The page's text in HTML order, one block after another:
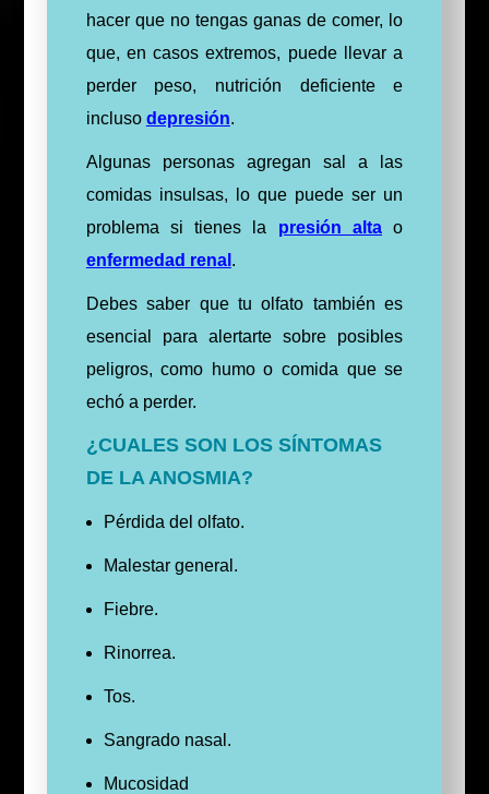
hacer que no tengas ganas de comer, lo
que, en casos extremos, puede llevar a
perder peso, nutrición deficiente e
incluso depresión.
Algunas personas agregan sal a las
comidas insulsas, lo que puede ser un
problema si tienes la presión altao
enfermedad renal .
Debes saber que tu olfato también es
esencial para alertarte sobre posibles
peligros, como humo o comida que se
echó a perder.
¿CUALES SON LOS SÍNTOMAS
DE LA ANOSMIA?
Pérdida del olfato.
Malestar general.
Fiebre.
Rinorrea.
Tos.
Sangrado nasal.
Mucosidad